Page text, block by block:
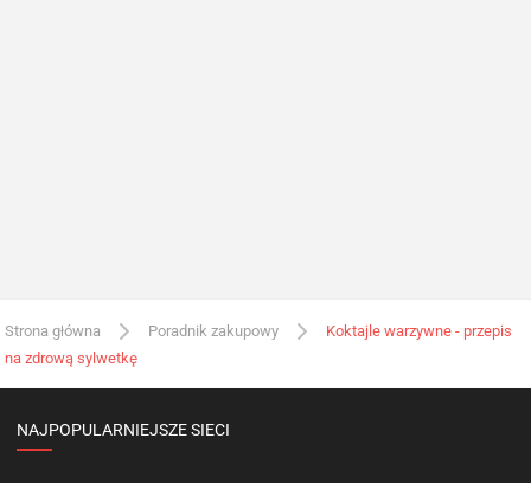
Strona główna Poradnik zakupowy
Koktajle warzywne - przepis
na zdrową sylwetkę
NAJPOPULARNIEJSZE SIECI